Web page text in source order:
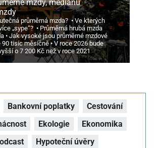
mzdy, mediánu
průměrná mzda?
Ve kterých
„sype“?
Průměrná hrubá mzda
Jak vysoké jsou průměrné mzdové
90 tisíc měsíčně
V roce 2026 bude
o 7 200 Kč než v roce 2021
Bankovní poplatky
Cestování
Ekologie
Ekonomika
Hypoteční úvěry